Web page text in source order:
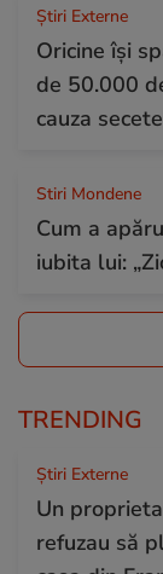
Știri Externe
Oricine își
de 50.000
cauza
Stiri Mondene
Cum a
iubita lui:
TRENDING
Știri Externe
Un
refuzau să